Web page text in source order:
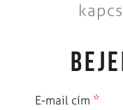
E-mail cím *